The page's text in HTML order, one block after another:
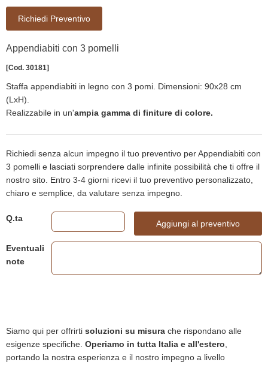
Richiedi Preventivo
Appendiabiti con 3 pomelli
[Cod. 30181]
Staffa appendiabiti in legno con 3 pomi. Dimensioni: 90x28 cm
(LxH).
Realizzabile in un'ampia gamma di finiture di colore.
Richiedi senza alcun impegno il tuo preventivo per Appendiabiti con
3 pomelli e lasciati sorprendere dalle infinite possibilità che ti offre il
nostro sito. Entro 3-4 giorni ricevi il tuo preventivo personalizzato,
chiaro e semplice, da valutare senza impegno.
Q.ta
Aggiungi al preventivo
Eventuali
note
Siamo qui per offrirti soluzioni su misura che rispondano alle
esigenze specifiche. Operiamo in tutta Italia e all'estero,
portando la nostra esperienza e il nostro impegno a livello